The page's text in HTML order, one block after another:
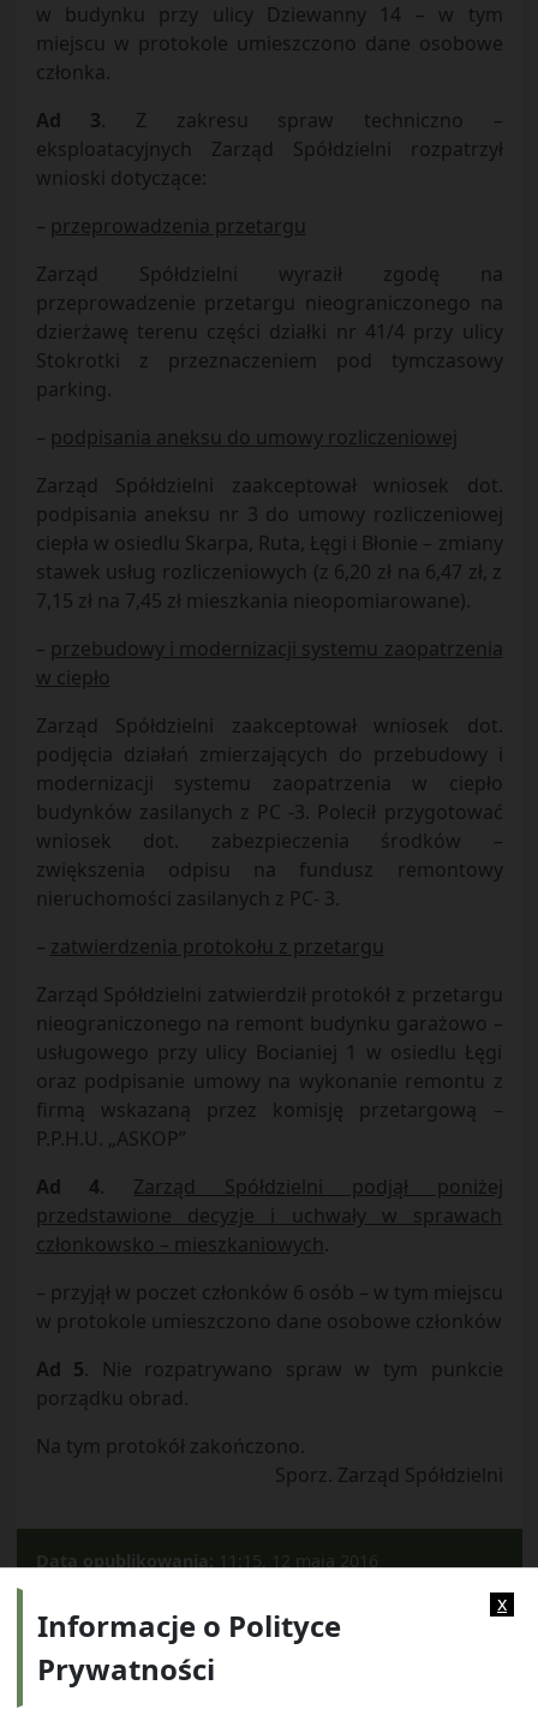
w budynku przy ulicy Dziewanny 14 – w tym
miejscu w protokole umieszczono dane osobowe
członka.
Ad 3. Z zakresu spraw techniczno –
eksploatacyjnych Zarząd Spółdzielni rozpatrzył
wnioski dotyczące:
– przeprowadzenia przetargu
Zarząd Spółdzielni wyraził zgodę na
przeprowadzenie przetargu nieograniczonego na
dzierżawę terenu części działki nr 41/4 przy ulicy
Stokrotki z przeznaczeniem pod tymczasowy
parking.
– podpisania aneksu do umowy rozliczeniowej
Zarząd Spółdzielni zaakceptował wniosek dot.
podpisania aneksu nr 3 do umowy rozliczeniowej
ciepła w osiedlu Skarpa, Ruta, Łęgi i Błonie – zmiany
stawek usług rozliczeniowych (z 6,20 zł na 6,47 zł, z
7,15 zł na 7,45 zł mieszkania nieopomiarowane).
– przebudowy i modernizacji systemu zaopatrzenia
w ciepło
Zarząd Spółdzielni zaakceptował wniosek dot.
podjęcia działań zmierzających do przebudowy i
modernizacji systemu zaopatrzenia w ciepło
budynków zasilanych z PC -3. Polecił przygotować
wniosek dot. zabezpieczenia środków –
zwiększenia odpisu na fundusz remontowy
nieruchomości zasilanych z PC- 3.
– zatwierdzenia protokołu z przetargu
Zarząd Spółdzielni zatwierdził protokół z przetargu
nieograniczonego na remont budynku garażowo –
usługowego przy ulicy Bocianiej 1 w osiedlu Łęgi
oraz podpisanie umowy na wykonanie remontu z
firmą wskazaną przez komisję przetargową –
P.P.H.U. „ASKOP”
Ad 4. Zarząd Spółdzielni podjął poniżej
przedstawione decyzje i uchwały w sprawach
członkowsko – mieszkaniowych.
– przyjął w poczet członków 6 osób – w tym miejscu
w protokole umieszczono dane osobowe członków
Ad 5. Nie rozpatrywano spraw w tym punkcie
porządku obrad.
Na tym protokół zakończono.
Sporz. Zarząd Spółdzielni
Data opublikowania: 11:15, 12 maja 2016
x
Informacje o Polityce
Prywatności